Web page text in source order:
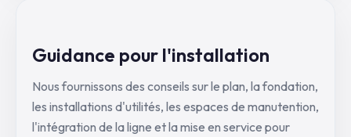
Guidance pour l'installation
Nous fournissons des conseils sur le plan, la fondation,
les installations d'utilités, les espaces de manutention,
l'intégration de la ligne et la mise en service pour